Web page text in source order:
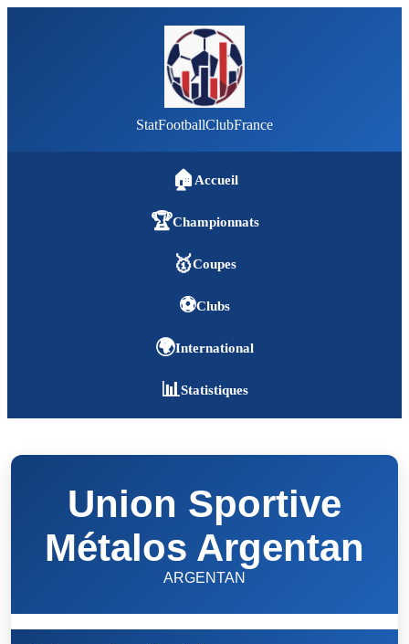
StatFootballClubFrance
🏠 Accueil
🏆Championnats
🥇Coupes
⚽Clubs
🌍International
📊Statistiques
Union Sportive
Métalos Argentan
ARGENTAN